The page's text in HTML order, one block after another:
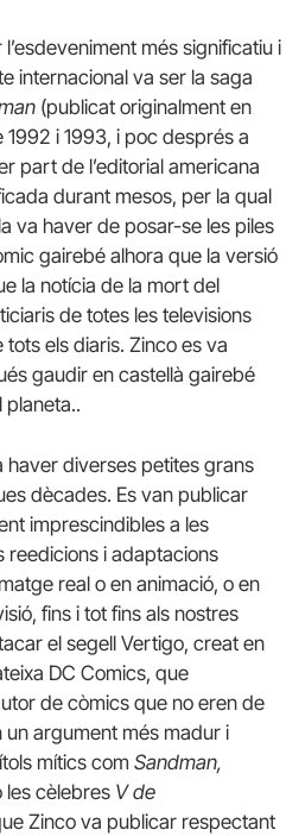
més significatiu i
internacional va ser la saga
(publicat originalment en
i 1993, i poc després a
part de l’editorial americana
durant mesos, per la qual
va haver de posar-se les piles
gairebé alhora que la versió
la notícia de la mort del
de totes les televisions
els diaris. Zinco es va
gaudir en castellà gairebé
planeta..
diverses petites grans
dècades. Es van publicar
imprescindibles a les
reedicions i adaptacions
real o en animació, o en
fins i tot fins als nostres
el segell Vertigo, creat en
DC Comics, que
de còmics que no eren de
argument més madur i
mítics com Sandman,
cèlebres V de
Zinco va publicar respectant